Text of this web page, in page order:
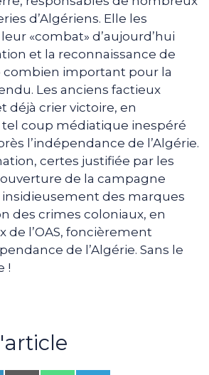
d’Algériens. Elle les
«combat» d’aujourd’hui
et la reconnaissance de
combien important pour la
Les anciens factieux
déjà crier victoire, en
tel coup médiatique inespéré
l’indépendance de l’Algérie.
certes justifiée par les
de la campagne
des marques
des crimes coloniaux, en
de l’OAS, foncièrement
de l’Algérie. Sans le
être !